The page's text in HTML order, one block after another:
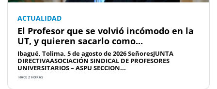
ACTUALIDAD
El Profesor que se volvió incómodo en la
UT, y quieren sacarlo como...
Ibagué, Tolima, 5 de agosto de 2026 SeñoresJUNTA
DIRECTIVAASOCIACIÓN SINDICAL DE PROFESORES
UNIVERSITARIOS – ASPU SECCION...
HACE 2 HORAS